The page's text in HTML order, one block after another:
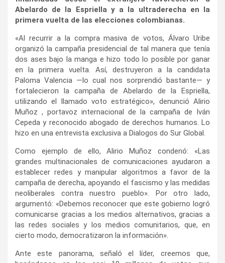
Abelardo de la Espriella y a la ultraderecha en la
primera vuelta de las elecciones colombianas.
«Al recurrir a la compra masiva de votos, Álvaro Uribe
organizó la campaña presidencial de tal manera que tenía
dos ases bajo la manga e hizo todo lo posible por ganar
en la primera vuelta. Así, destruyeron a la candidata
Paloma Valencia —lo cual nos sorprendió bastante— y
fortalecieron la campaña de Abelardo de la Espriella,
utilizando el llamado voto estratégico», denunció Alirio
Muñoz , portavoz internacional de la campaña de Iván
Cepeda y reconocido abogado de derechos humanos. Lo
hizo en una entrevista exclusiva a Dialogos do Sur Global.
Como ejemplo de ello, Alirio Muñoz condenó: «Las
grandes multinacionales de comunicaciones ayudaron a
establecer redes y manipular algoritmos a favor de la
campaña de derecha, apoyando el fascismo y las medidas
neoliberales contra nuestro pueblo». Por otro lado,
argumentó: «Debemos reconocer que este gobierno logró
comunicarse gracias a los medios alternativos, gracias a
las redes sociales y los medios comunitarios, que, en
cierto modo, democratizaron la información».
Ante este panorama, señaló el líder, creemos que,